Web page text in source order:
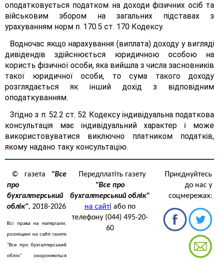
оподатковується податком на доходи фізичних осіб та
військовим збором на загальних підставах з
урахуванням норм п. 170.5 ст. 170 Кодексу.
Водночас якщо нарахування (виплата) доходу у вигляді
дивідендів здійснюється юридичною особою на
користь фізичної особи, яка вийшла з числа засновників
такої юридичної особи, то сума такого доходу
розглядається як інший дохід з відповідним
оподаткуванням.
Згідно з п. 52.2 ст. 52 Кодексу індивідуальна податкова
консультація має індивідуальний характер і може
використовуватися виключно платником податків,
якому надано таку консультацію.
© газета "Все
про
бухгалтерський
облік", 2018-2026
Всі права на матеріали,
розміщені на сайті газети
"Все про бухгалтерський
облік" охороняються
Передплатіть газету
"Все про
бухгалтерський облік"
на сайті або по
телефону (044) 495-20-
60
Приєднуйтесь
до нас у
соцмережах: